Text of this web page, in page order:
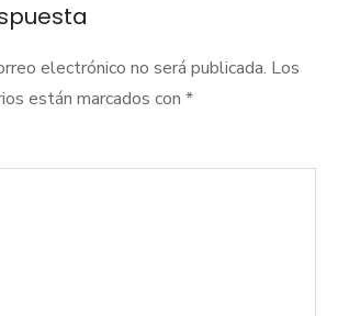
electrónico no será publicada. Los
están marcados con *